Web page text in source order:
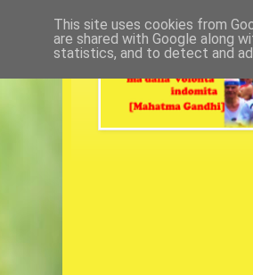
This site uses cookies from
are shared with Google along
statistics, and to detect and